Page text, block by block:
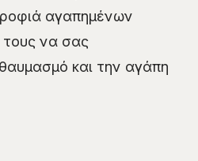
αγαπημένων
να σας
και την αγάπη